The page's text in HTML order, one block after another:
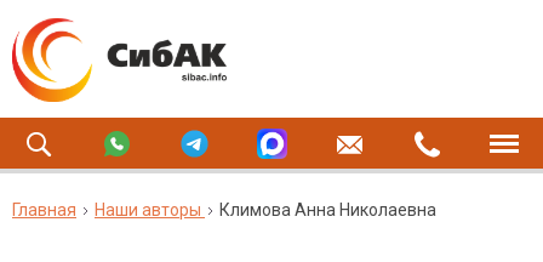
Главная Наши авторы Климова Анна Николаевна